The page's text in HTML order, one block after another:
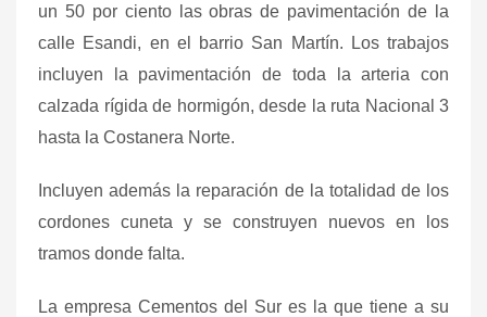
un 50 por ciento las obras de pavimentación de la
calle Esandi, en el barrio San Martín. Los trabajos
incluyen la pavimentación de toda la arteria con
calzada rígida de hormigón, desde la ruta Nacional 3
hasta la Costanera Norte.
Incluyen además la reparación de la totalidad de los
cordones cuneta y se construyen nuevos en los
tramos donde falta.
La empresa Cementos del Sur es la que tiene a su